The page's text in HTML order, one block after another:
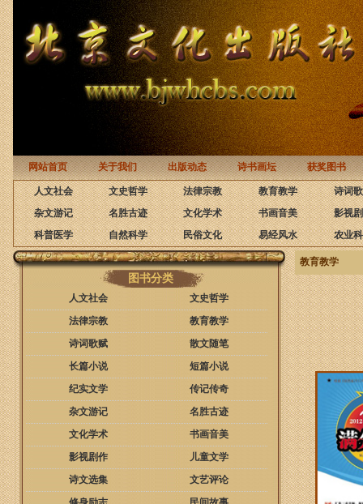
网站首页 关于我们 出版动态 诗书画坛 获奖图书
人文社会 文史哲学 法律宗教 教育教学
诗词
杂文游记
名胜古迹 文化学术 书画音美
影视
科普医学
自然科学 民俗文化 易经风水 农业
图书分类
人文社会
文史哲学
法律宗教
教育教学
诗词歌赋
散文随笔
长篇小说
短篇小说
纪实文学
传记传奇
杂文游记
名胜古迹
文化学术
书画音美
影视剧作
儿童文学
诗文选集
文艺评论
教育教学